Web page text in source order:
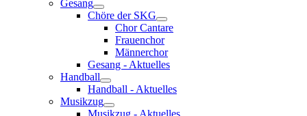
Gesang
Chöre der SKG
Chor Cantare
Frauenchor
Männerchor
Gesang - Aktuelles
Handball
Handball - Aktuelles
Musikzug
Musikzug - Aktuelles